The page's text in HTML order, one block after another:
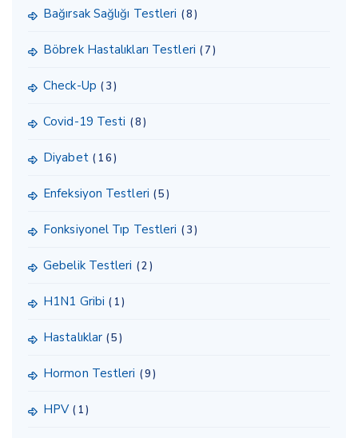
Bağırsak Sağlığı Testleri (8)
Böbrek Hastalıkları Testleri (7)
Check-Up (3)
Covid-19 Testi (8)
Diyabet (16)
Enfeksiyon Testleri (5)
Fonksiyonel Tıp Testleri (3)
Gebelik Testleri (2)
H1N1 Gribi (1)
Hastalıklar (5)
Hormon Testleri (9)
HPV (1)